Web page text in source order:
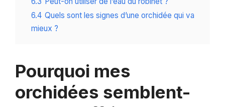
6.4 Quels sont les signes d’une orchidée qui va
mieux ?
Pourquoi mes
orchidées semblent-